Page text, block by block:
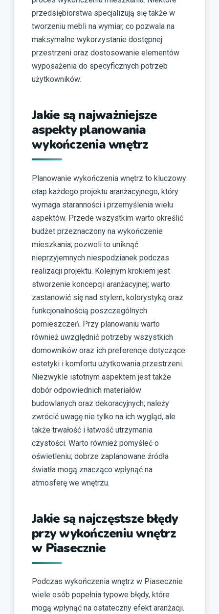
przedsiębiorstwa specjalizują się także w
tworzeniu mebli na wymiar, co pozwala na
maksymalne wykorzystanie dostępnej
przestrzeni oraz dostosowanie elementów
wyposażenia do specyficznych potrzeb
użytkowników.
Jakie są najważniejsze
aspekty planowania
wykończenia wnętrz
Planowanie wykończenia wnętrz to kluczowy
etap każdego projektu aranżacyjnego, który
wymaga staranności i przemyślenia wielu
aspektów. Przede wszystkim warto określić
budżet przeznaczony na wykończenie
mieszkania; pozwoli to uniknąć
nieprzyjemnych niespodzianek podczas
realizacji projektu. Kolejnym krokiem jest
stworzenie koncepcji aranżacyjnej; warto
zastanowić się nad stylem, kolorystyką oraz
funkcjonalnością poszczególnych
pomieszczeń. Przy planowaniu warto
również uwzględnić potrzeby wszystkich
domowników oraz ich preferencje dotyczące
estetyki i komfortu użytkowania przestrzeni.
Niezwykle istotnym aspektem jest także
dobór odpowiednich materiałów
budowlanych oraz dekoracyjnych; należy
zwrócić uwagę nie tylko na ich wygląd, ale
także trwałość i łatwość utrzymania
czystości. Warto również pomyśleć o
oświetleniu; dobrze zaplanowane źródła
światła mogą znacząco wpłynąć na
atmosferę we wnętrzu.
Jakie są najczęstsze błędy
przy wykończeniu wnętrz
w Piasecznie
Podczas wykończenia wnętrz w Piasecznie
wiele osób popełnia typowe błędy, które
mogą wpłynąć na ostateczny efekt aranżacji.